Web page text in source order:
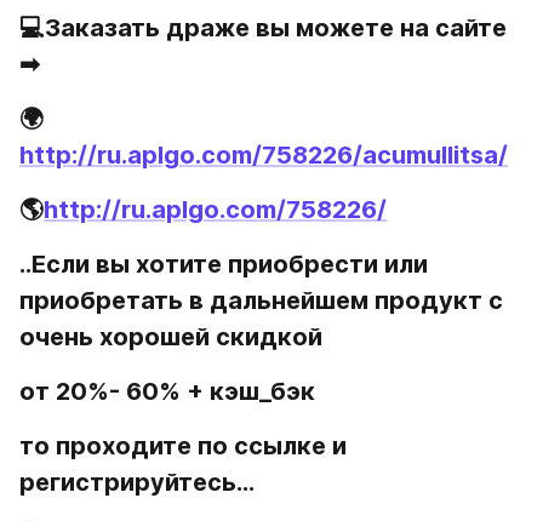
💻Заказать драже вы можете на сайте
➡
http://ru.aplgo.com/758226/acumullitsa/
🌎http://ru.aplgo.com/758226/
..Если вы хотите приобрести или
приобретать в дальнейшем продукт с
очень хорошей скидкой
от 20%- 60% + кэш_бэк
то проходите по ссылке и
регистрируйтесь...